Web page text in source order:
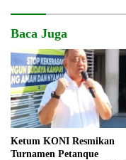
Baca Juga
Ketum KONI Resmikan
Turnamen Petanque